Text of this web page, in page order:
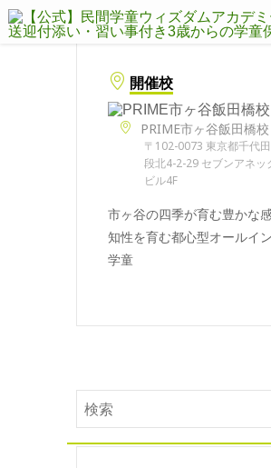
開催校
PRIME市ヶ谷飯田橋校
〒102-0073 東京都千代
段北4-2-29 セブンアネッ
ビル4F
市ヶ谷の四季が育む豊かな
知性を育む都心型オールイ
学童